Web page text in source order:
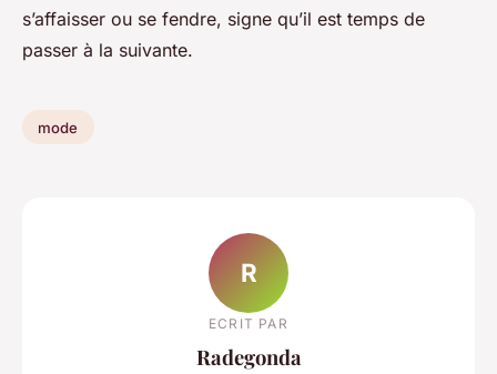
s’affaisser ou se fendre, signe qu’il est temps de
passer à la suivante.
mode
R
ECRIT PAR
Radegonda